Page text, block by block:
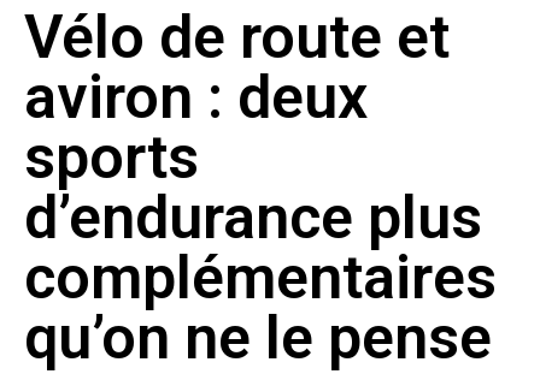
Vélo de route et
aviron : deux
sports
d’endurance plus
complémentaires
qu’on ne le pense